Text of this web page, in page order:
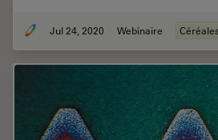
Jul 24, 2020 Webinaire